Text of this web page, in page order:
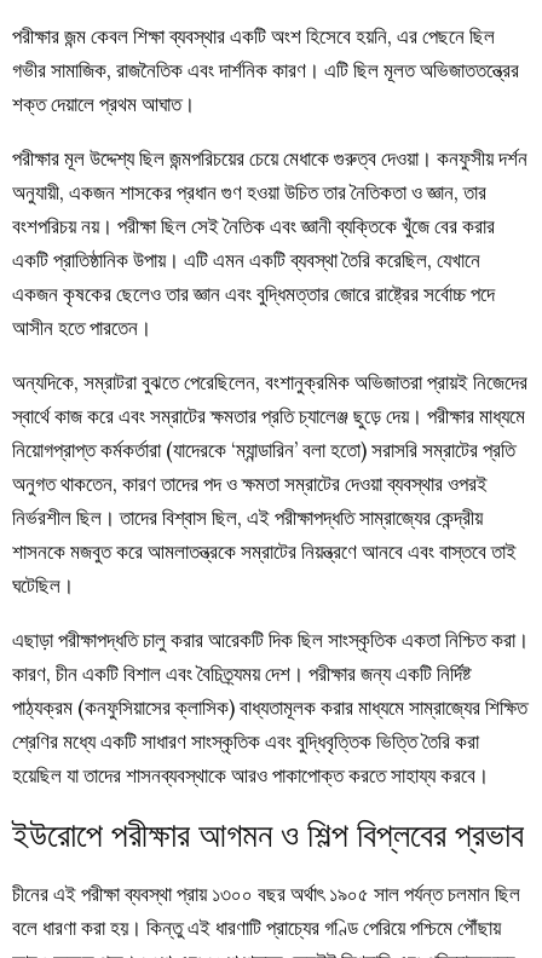
পরীক্ষার জন্ম কেবল শিক্ষা ব্যবস্থার একটি অংশ হিসেবে হয়নি, এর পেছনে ছিল
গভীর সামাজিক, রাজনৈতিক এবং দার্শনিক কারণ। এটি ছিল মূলত অভিজাততন্ত্রের
শক্ত দেয়ালে প্রথম আঘাত।
পরীক্ষার মূল উদ্দেশ্য ছিল জন্মপরিচয়ের চেয়ে মেধাকে গুরুত্ব দেওয়া। কনফুসীয় দর্শন
অনুযায়ী, একজন শাসকের প্রধান গুণ হওয়া উচিত তার নৈতিকতা ও জ্ঞান, তার
বংশপরিচয় নয়। পরীক্ষা ছিল সেই নৈতিক এবং জ্ঞানী ব্যক্তিকে খুঁজে বের করার
একটি প্রাতিষ্ঠানিক উপায়। এটি এমন একটি ব্যবস্থা তৈরি করেছিল, যেখানে
একজন কৃষকের ছেলেও তার জ্ঞান এবং বুদ্ধিমত্তার জোরে রাষ্ট্রের সর্বোচ্চ পদে
আসীন হতে পারতেন।
অন্যদিকে, সম্রাটরা বুঝতে পেরেছিলেন, বংশানুক্রমিক অভিজাতরা প্রায়ই নিজেদের
স্বার্থে কাজ করে এবং সম্রাটের ক্ষমতার প্রতি চ্যালেঞ্জ ছুড়ে দেয়। পরীক্ষার মাধ্যমে
নিয়োগপ্রাপ্ত কর্মকর্তারা (যাদেরকে ‘ম্যান্ডারিন’ বলা হতো) সরাসরি সম্রাটের প্রতি
অনুগত থাকতেন, কারণ তাদের পদ ও ক্ষমতা সম্রাটের দেওয়া ব্যবস্থার ওপরই
নির্ভরশীল ছিল। তাদের বিশ্বাস ছিল, এই পরীক্ষাপদ্ধতি সাম্রাজ্যের কেন্দ্রীয়
শাসনকে মজবুত করে আমলাতন্ত্রকে সম্রাটের নিয়ন্ত্রণে আনবে এবং বাস্তবে তাই
ঘটেছিল।
এছাড়া পরীক্ষাপদ্ধতি চালু করার আরেকটি দিক ছিল সাংস্কৃতিক একতা নিশ্চিত করা।
কারণ, চীন একটি বিশাল এবং বৈচিত্র্যময় দেশ। পরীক্ষার জন্য একটি নির্দিষ্ট
পাঠ্যক্রম (কনফুসিয়াসের ক্লাসিক) বাধ্যতামূলক করার মাধ্যমে সাম্রাজ্যের শিক্ষিত
শ্রেণির মধ্যে একটি সাধারণ সাংস্কৃতিক এবং বুদ্ধিবৃত্তিক ভিত্তি তৈরি করা
হয়েছিল যা তাদের শাসনব্যবস্থাকে আরও পাকাপোক্ত করতে সাহায্য করবে।
ইউরোপে পরীক্ষার আগমন ও শিল্প বিপ্লবের প্রভাব
চীনের এই পরীক্ষা ব্যবস্থা প্রায় ১৩০০ বছর অর্থাৎ ১৯০৫ সাল পর্যন্ত চলমান ছিল
বলে ধারণা করা হয়। কিন্তু এই ধারণাটি প্রাচ্যের গণ্ডি পেরিয়ে পশ্চিমে পৌঁছায়